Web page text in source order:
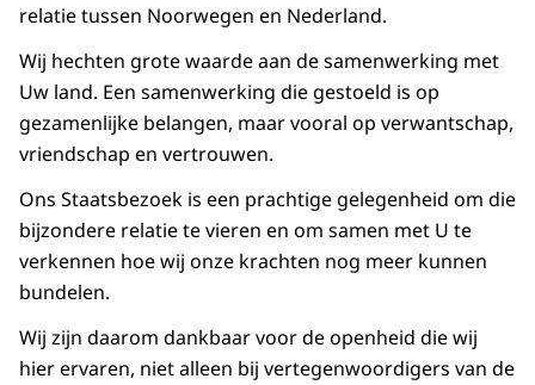
relatie tussen Noorwegen en Nederland.
Wij hechten grote waarde aan de samenwerking met
Uw land. Een samenwerking die gestoeld is op
gezamenlijke belangen, maar vooral op verwantschap,
vriendschap en vertrouwen.
Ons Staatsbezoek is een prachtige gelegenheid om die
bijzondere relatie te vieren en om samen met U te
verkennen hoe wij onze krachten nog meer kunnen
bundelen.
Wij zijn daarom dankbaar voor de openheid die wij
hier ervaren, niet alleen bij vertegenwoordigers van de